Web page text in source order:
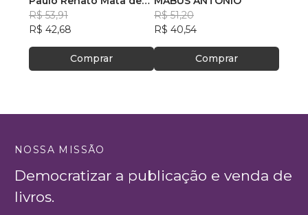
Lacerda
R$ 53,91
R$ 42,68
Comprar
R$ 51,20
R$ 40,54
Comprar
NOSSA MISSÃO
Democratizar a publicação e venda de
livros.